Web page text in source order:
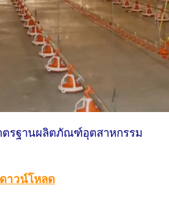
ตรฐานผลิตภัณฑ์อุตสาหกรรม
ดาวน์โหลด